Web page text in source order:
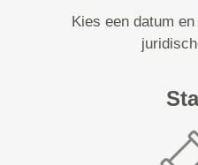
Kies een datum